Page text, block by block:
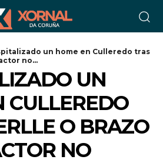
un home en Culleredo tras
no...
UN
CULLEREDO
O BRAZO
NO